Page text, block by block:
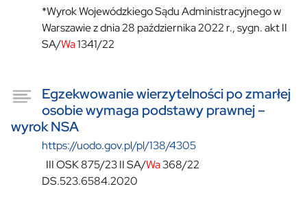
*Wyrok Wojewódzkiego Sądu Administracyjnego w
Warszawie z dnia 28 października 2022 r., sygn. akt II
SA/Wa1341/22
Egzekwowanie wierzytelności po zmarłej
osobie wymaga podstawy prawnej –
wyrok NSA
https://uodo.gov.pl/pl/138/4305
III OSK 875/23 II SA/Wa368/22
DS.523.6584.2020